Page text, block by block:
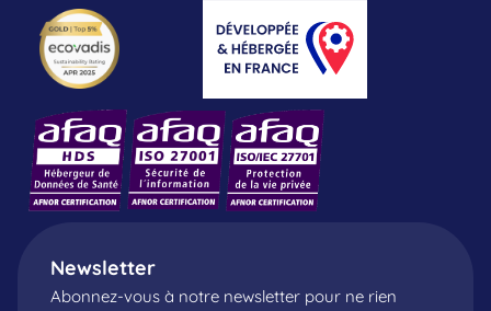
Newsletter
Abonnez-vous à notre newsletter pour ne rien